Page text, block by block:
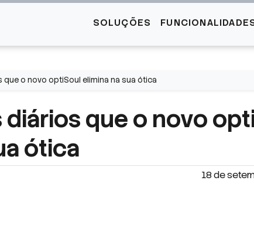
SOLUÇÕES
o novo optiSoul elimina na sua ótica
que o novo
ótica
18 de